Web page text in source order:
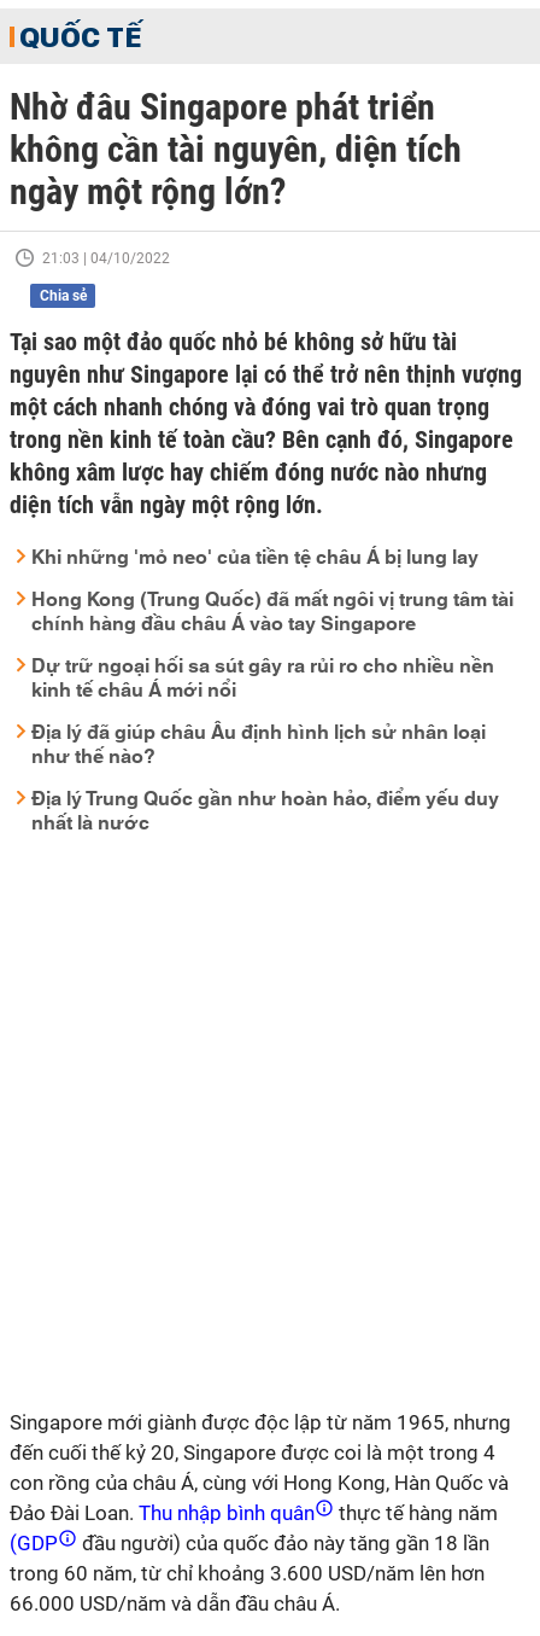
QUỐC TẾ
Nhờ đâu Singapore phát triển
không cần tài nguyên, diện tích
ngày một rộng lớn?
21:03 | 04/10/2022
Chia sẻ
Tại sao một đảo quốc nhỏ bé không sở hữu tài
nguyên như Singapore lại có thể trở nên thịnh vượng
một cách nhanh chóng và đóng vai trò quan trọng
trong nền kinh tế toàn cầu? Bên cạnh đó, Singapore
không xâm lược hay chiếm đóng nước nào nhưng
diện tích vẫn ngày một rộng lớn.
Khi những 'mỏ neo' của tiền tệ châu Á bị lung lay
Hong Kong (Trung Quốc) đã mất ngôi vị trung tâm tài
chính hàng đầu châu Á vào tay Singapore
Dự trữ ngoại hối sa sút gây ra rủi ro cho nhiều nền
kinh tế châu Á mới nổi
Địa lý đã giúp châu Âu định hình lịch sử nhân loại
như thế nào?
Địa lý Trung Quốc gần như hoàn hảo, điểm yếu duy
nhất là nước
Singapore mới giành được độc lập từ năm 1965, nhưng
đến cuối thế kỷ 20, Singapore được coi là một trong 4
con rồng của châu Á, cùng với Hong Kong, Hàn Quốc và
Đảo Đài Loan. Thu nhập bình quân
thực tế hàng năm
(GDP
đầu người) của quốc đảo này tăng gần 18 lần
trong 60 năm, từ chỉ khoảng 3.600 USD/năm lên hơn
66.000 USD/năm và dẫn đầu châu Á.